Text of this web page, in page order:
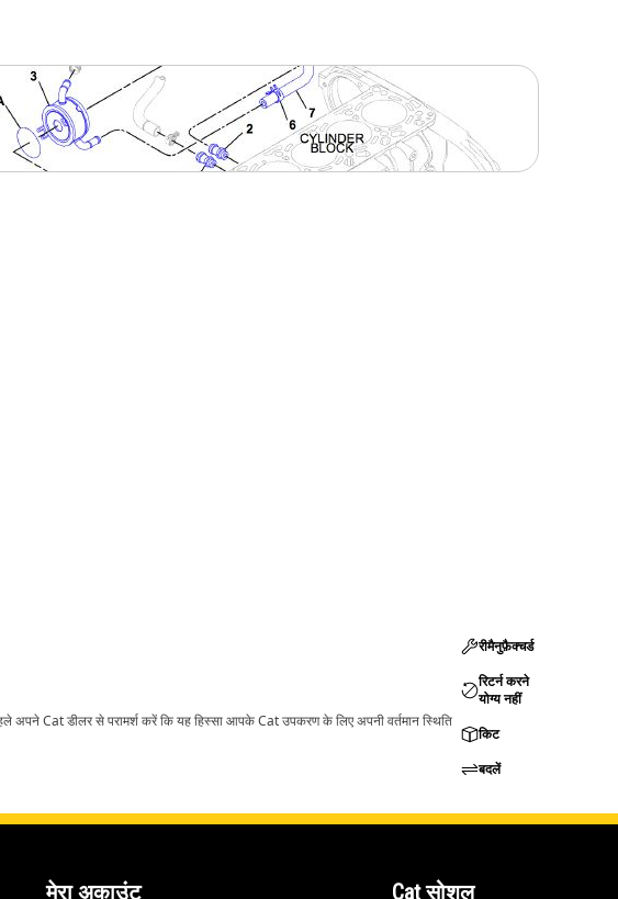
Cat डीलर से परामर्श करें कि यह हिस्सा आपके Cat उपकरण के लिए अपनी वर्तमान स्थिति
रीमैनुफ़ैक्चर्ड
रिटर्न करने
योग्य नहीं
किट
बदलें
मेरा अकाउंट Cat सोशल